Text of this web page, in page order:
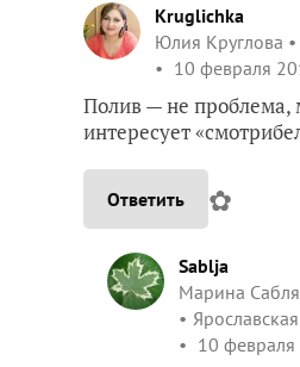
Kruglichka
Юлия Круглова
10 февраля
Полив — не проблема,
интересует
Ответить ✿
Sablja
Марина Сабля
10